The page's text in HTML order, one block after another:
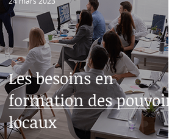
Les besoins en
formation des pouvoirs
locaux